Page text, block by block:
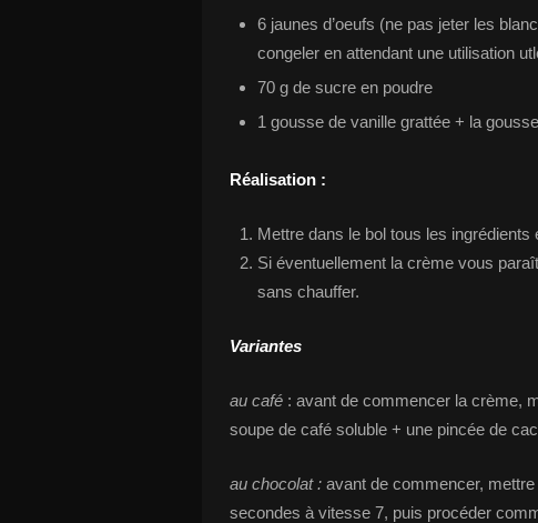
6 jaunes d’oeufs (ne pas jeter les
congeler en attendant une utilisation
70 g de sucre en poudre
1 gousse de vanille grattée + la
Réalisation :
Mettre dans le bol tous les
Si éventuellement la crème vous
sans chauffer.
Variantes
au café : avant de commencer la crème,
soupe de café soluble + une pincée de
au chocolat : avant de commencer,
secondes à vitesse 7, puis procéder